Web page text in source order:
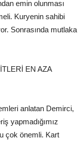
emin olunması
Kuryenin sahibi
Sonrasında mutlaka
EN AZA
anlatan Demirci,
yapmadığımız
çok önemli. Kart